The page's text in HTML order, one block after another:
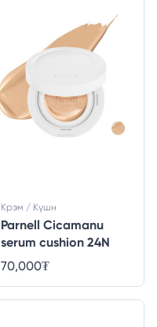
Parnell Cicamanu
serum cushion 24N
Крэм / Күшн
70,000₮